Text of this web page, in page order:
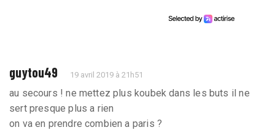
guytou49 19 avril 2019 à 21h51
au secours ! ne mettez plus koubek dans les buts il ne
sert presque plus a rien
on va en prendre combien a paris ?